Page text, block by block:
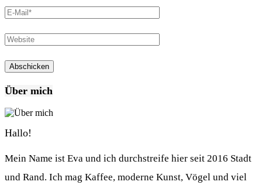
Über mich
Hallo!
Mein Name ist Eva und ich durchstreife hier seit 2016 Stadt
und Rand. Ich mag Kaffee, moderne Kunst, Vögel und viel